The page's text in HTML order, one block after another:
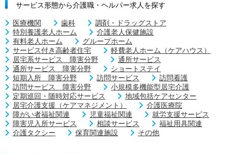
サービス形態から介護職・ヘルパー求人を探す
医療機関 歯科
調剤・ドラッグストア
特別養護老人ホーム
介護老人保健施設
有料老人ホーム
グループホーム
サービス付き高齢者住宅
軽費老人ホーム（ケアハウス）
居宅系サービス 障害分野
通所サービス
通所サービス 障害分野
ショートステイ
短期入所 障害分野
訪問サービス
訪問看護
訪問サービス 障害分野
小規模多機能型居宅介護
定期巡回・随時対応サービス
地域包括ケアセンター
居宅介護支援（ケアマネジメント）
介護医療院
障がい者福祉関連
児童福祉関連
就労支援サービス
障害児入所サービス
相談サービス
福祉用具関連
介護タクシー
保育関連施設 その他